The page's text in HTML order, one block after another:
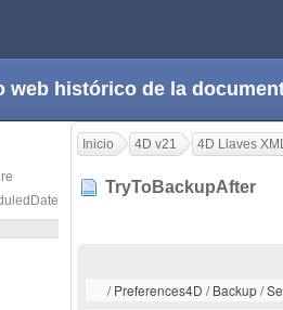
web histórico de la
Inicio 4D v21 4D Llaves
TryToBackupAfter
/ Preferences4D / Backup /